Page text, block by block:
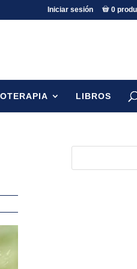
Iniciar sesión 0
LIBROS